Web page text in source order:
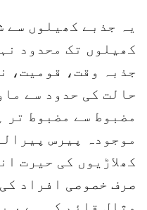
یہ جذبے کھیلوں سے
کھیلوں تک محدود
جذبہ وقت، قومیت،
حالت کی حدود سے
مضبوط سے مضبوط تر
موجودہ پیرس
کھلاڑیوں کی حیرت
صرف خصوصی افراد
مثال قائم کی ہے ،